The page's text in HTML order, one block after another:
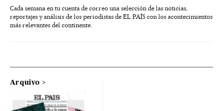
Cada semana en tu cuenta de correo una selección de las noticias,
reportajes y análisis de los periodistas de EL PAÍS con los acontecimientos
más relevantes del continente.
Arquivo